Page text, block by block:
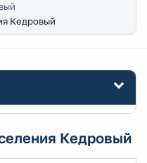
Кедровый
Кедровый